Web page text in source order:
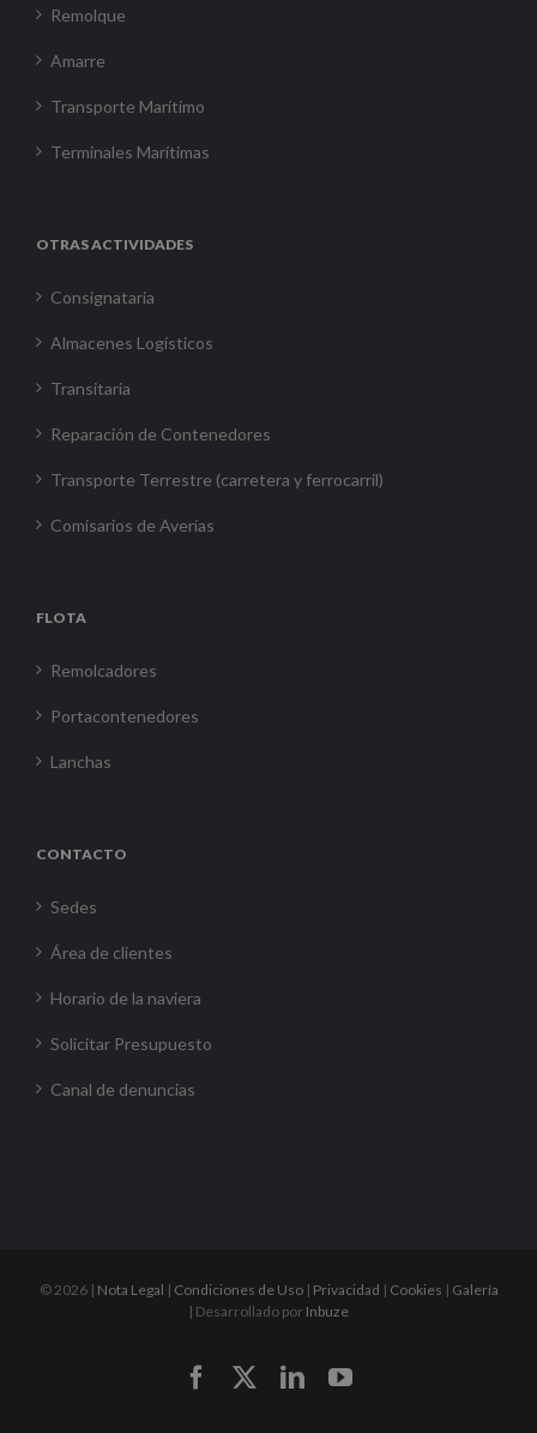
Remolque
Amarre
Transporte Marítimo
Terminales Marítimas
OTRAS ACTIVIDADES
Consignataria
Almacenes Logísticos
Transitaria
Reparación de Contenedores
Transporte Terrestre (carretera y ferrocarril)
Comisarios de Averías
FLOTA
Remolcadores
Portacontenedores
Lanchas
CONTACTO
Sedes
Área de clientes
Horario de la naviera
Solicitar Presupuesto
Canal de denuncias
©2026 | Nota Legal | Condiciones de Uso| Privacidad | Cookies | Galería
| Desarrollado por Inbuze
FacebookLinkedInYouTube